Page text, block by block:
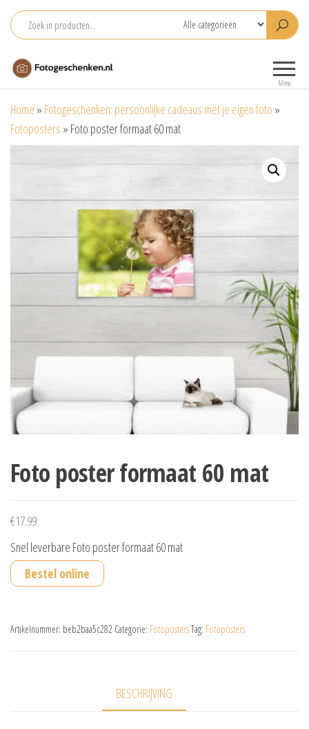
naar
inhoud
voor je foto
Menu
Home » Fotogeschenken: persoonlijke cadeaus met je eigen foto »
Fotoposters » Foto poster formaat 60 mat
Foto poster formaat 60 mat
€17.99
Snel leverbare Foto poster formaat 60 mat
Bestel online
Artikelnummer: beb2baa5c282 Categorie: FotopostersTag: Fotoposters
BESCHRIJVING